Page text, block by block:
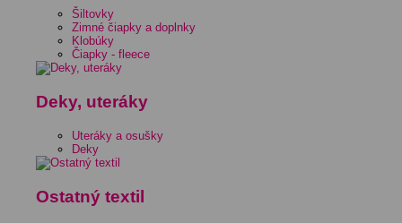
Šiltovky
Zimné čiapky a doplnky
Klobúky
Čiapky - fleece
Deky, uteráky
Uteráky a osušky
Deky
Ostatný textil